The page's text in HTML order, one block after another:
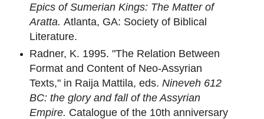
Epics of Sumerian Kings: The Matter of
Aratta. Atlanta, GA: Society of Biblical
Literature.
Radner, K. 1995. "The Relation Between
Format and Content of Neo-Assyrian
Texts," in Raija Mattila, eds. Nineveh 612
BC: the glory and fall of the Assyrian
Empire. Catalogue of the 10th anniversary